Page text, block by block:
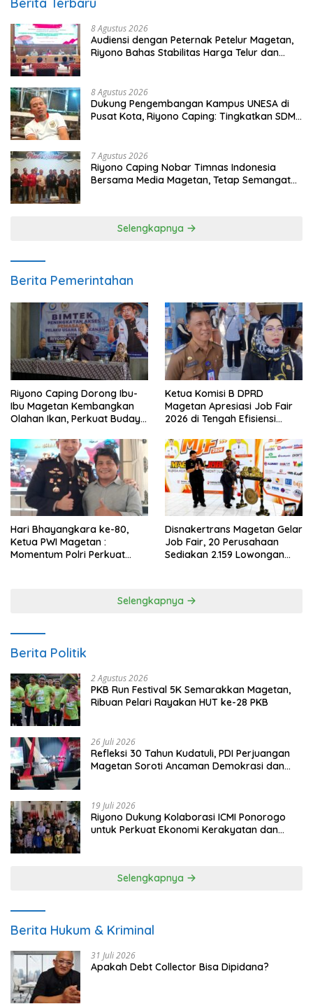
Berita Terbaru
8 Agustus 2026
Audiensi dengan Peternak Petelur Magetan,
Riyono Bahas Stabilitas Harga Telur dan
8 Agustus 2026
Dukung Pengembangan Kampus UNESA di
Pusat Kota, Riyono Caping: Tingkatkan SDM
7 Agustus 2026
Riyono Caping Nobar Timnas Indonesia
Bersama Media Magetan, Tetap Semangat
Selengkapnya
Berita Pemerintahan
Riyono Caping Dorong Ibu-
Ibu Magetan Kembangkan
Olahan Ikan, Perkuat Budaya
Ketua Komisi B DPRD
Magetan Apresiasi Job Fair
2026 di Tengah Efisiensi
Hari Bhayangkara ke-80,
Ketua PWI Magetan :
Momentum Polri Perkuat
Disnakertrans Magetan Gelar
Job Fair, 20 Perusahaan
Sediakan 2.159 Lowongan
Selengkapnya
Berita Politik
2 Agustus 2026
PKB Run Festival 5K Semarakkan Magetan,
Ribuan Pelari Rayakan HUT ke-28 PKB
26 Juli 2026
Refleksi 30 Tahun Kudatuli, PDI Perjuangan
Magetan Soroti Ancaman Demokrasi dan
19 Juli 2026
Riyono Dukung Kolaborasi ICMI Ponorogo
untuk Perkuat Ekonomi Kerakyatan dan
Selengkapnya
Berita Hukum & Kriminal
31 Juli 2026
Apakah Debt Collector Bisa Dipidana?